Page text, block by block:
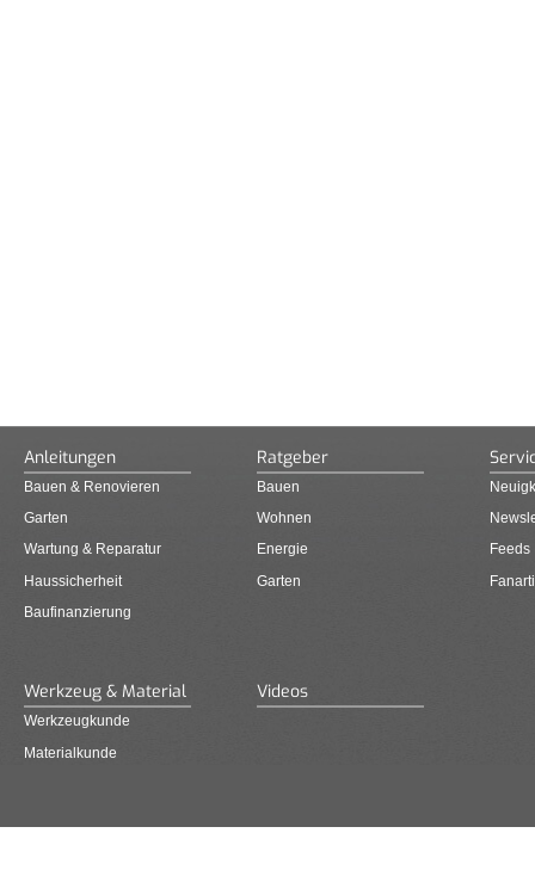
Anleitungen
Bauen & Renovieren
Garten
Wartung & Reparatur
Haussicherheit
Baufinanzierung
Ratgeber
Bauen
Wohnen
Energie
Garten
Feeds
Werkzeug & Material
Werkzeugkunde
Materialkunde
Videos